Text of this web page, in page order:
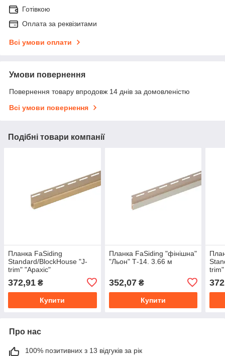
Готівкою
Оплата за реквізитами
Всі умови оплати
Умови повернення
Повернення товару впродовж 14 днів за домовленістю
Всі умови повернення
Подібні товари компанії
Планка FaSiding
Standard/BlockHouse "J-
trim" "Арахіс"
372,91 ₴
Купити
Планка FaSiding "фінішна"
"Льон" Т-14. 3.66 м
352,07₴
Купити
Про нас
100% позитивних з 13 відгуків за рік